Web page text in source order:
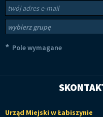
Newsletter
* Pole wymagane
Urząd Miejski w Łabiszynie